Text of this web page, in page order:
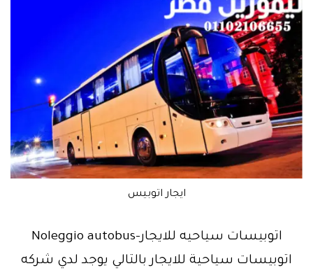
ايجار اتوبيس
اتوبيسات سياحيه للايجار-Noleggio autobus
اتوبيسات سياحية للايجار بالتالي يوجد لدي شركه